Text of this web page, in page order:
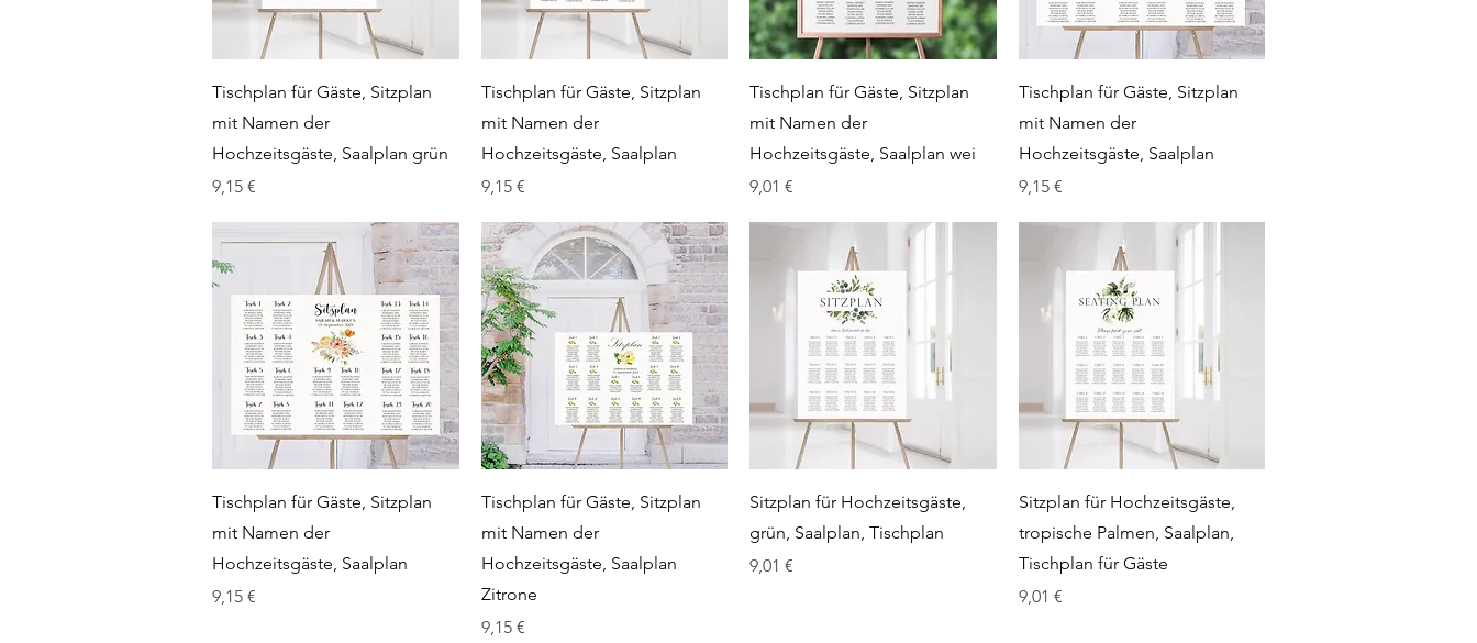
Schnellansicht
Tischplan für Gäste, Sitzplan
mit Namen der
Hochzeitsgäste, Saalplan grün
Preis
9,15 €
Schnellansicht
Tischplan für Gäste, Sitzplan
mit Namen der
Hochzeitsgäste, Saalplan
Preis
9,15 €
Schnellansicht
Tischplan für Gäste, Sitzplan
mit Namen der
Hochzeitsgäste, Saalplan wei
Preis
9,01 €
Schnellansicht
Tischplan für Gäste, Sitzplan
mit Namen der
Hochzeitsgäste, Saalplan
Preis
9,15 €
Schnellansicht
Tischplan für Gäste, Sitzplan
mit Namen der
Hochzeitsgäste, Saalplan
Preis
9,15 €
Schnellansicht
Tischplan für Gäste, Sitzplan
mit Namen der
Hochzeitsgäste, Saalplan
Zitrone
Preis
9,15 €
Schnellansicht
Sitzplan für Hochzeitsgäste,
grün, Saalplan, Tischplan
Preis
9,01 €
Schnellansicht
Sitzplan für Hochzeitsgäste,
tropische Palmen, Saalplan,
Tischplan für Gäste
Preis
9,01 €